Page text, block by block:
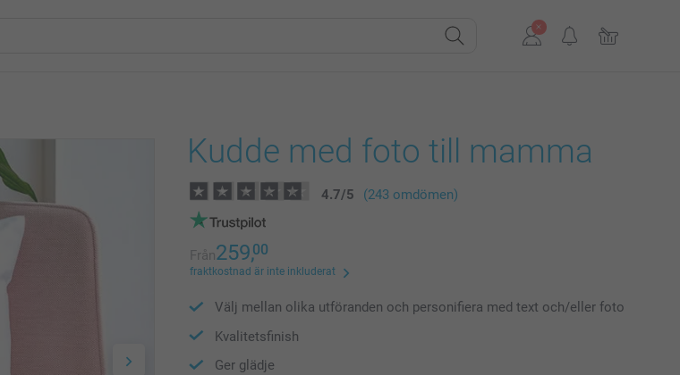
Kudde med foto till mamma
4.7/5 (243 omdömen)
Från259,00
fraktkostnad är inte inkluderat
Välj mellan olika utföranden och personifiera med text och/eller foto
Kvalitetsfinish
Ger glädje